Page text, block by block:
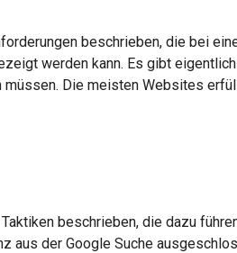
beschrieben, die bei
werden kann. Es gibt
müssen. Die meisten Websites
beschrieben, die dazu
aus der Google Suche